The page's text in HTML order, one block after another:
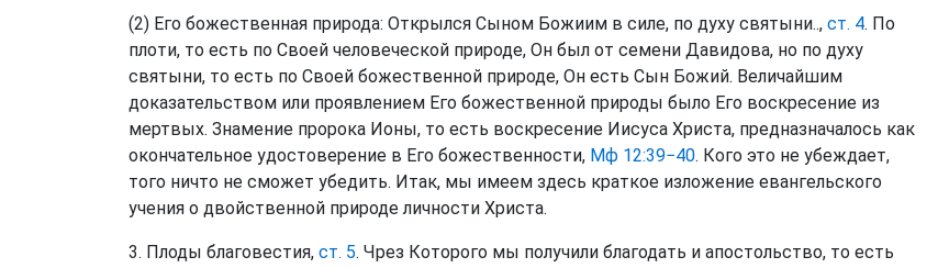
(2) Его божественная природа: Открылся Сыном Божиим в силе, по духу святыни.., ст. 4. По
плоти, то есть по Своей человеческой природе, Он был от семени Давидова, но по духу
святыни, то есть по Своей божественной природе, Он есть Сын Божий. Величайшим
доказательством или проявлением Его божественной природы было Его воскресение из
мертвых. Знамение пророка Ионы, то есть воскресение Иисуса Христа, предназначалось как
окончательное удостоверение в Его божественности, Мф 12:39−40. Кого это не убеждает,
того ничто не сможет убедить. Итак, мы имеем здесь краткое изложение евангельского
учения о двойственной природе личности Христа.
3. Плоды благовестия, ст. 5. Чрез Которого мы получили благодать и апостольство, то есть